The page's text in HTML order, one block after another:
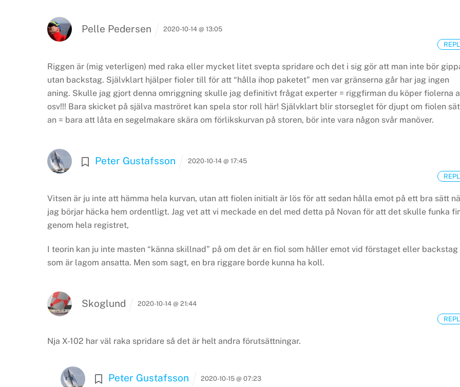
Pelle Pedersen 2020-10-14 @ 13:05
Riggen är (mig veterligen) med raka eller mycket litet svepta spridare och det i sig gör att man inte bör
utan backstag. Självklart hjälper fioler till för att “hålla ihop paketet” men var gränserna går har jag ingen
aning. Skulle jag gjort denna omriggning skulle jag definitivt frågat experter = riggfirman du köper fiolerna
osv!!! Bara skicket på själva maströret kan spela stor roll här! Självklart blir storseglet för djupt om fiolen
an = bara att låta en segelmakare skära om förlikskurvan på storen, bör inte vara någon svår manöver.
Peter Gustafsson 2020-10-14 @ 17:45
Vitsen är ju inte att hämma hela kurvan, utan att fiolen initialt är lös för att sedan hålla emot på ett bra sätt
jag börjar häcka hem ordentligt. Jag vet att vi meckade en del med detta på Novan för att det skulle funka
genom hela registret,
I teorin kan ju inte masten “känna skillnad” på om det är en fiol som håller emot vid förstaget eller backstag
som är lagom ansatta. Men som sagt, en bra riggare borde kunna ha koll.
Skoglund 2020-10-14 @ 21:44
Nja X-102 har väl raka spridare så det är helt andra förutsättningar.
Peter Gustafsson 2020-10-15 @ 07:23